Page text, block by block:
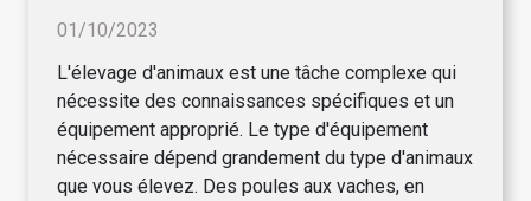
01/10/2023
L'élevage d'animaux est une tâche complexe qui
nécessite des connaissances spécifiques et un
équipement approprié. Le type d'équipement
nécessaire dépend grandement du type d'animaux
que vous élevez. Des poules aux vaches, en